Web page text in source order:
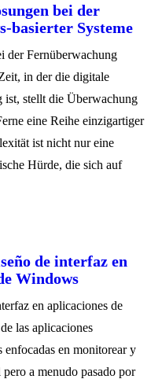
bei der
basierter Systeme
der Fernüberwachung
in der die digitale
ist, stellt die Überwachung
eine Reihe einzigartiger
ist nicht nur eine
Hürde, die sich auf
de interfaz en
Windows
en aplicaciones de
las aplicaciones
enfocadas en monitorear y
a menudo pasado por